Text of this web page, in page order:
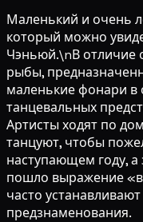
Маленький и очень
который можно
Чэньюй.\nВ отличие
рыбы,
маленькие фонари в
танцевальных
Артисты ходят по
танцуют, чтобы
наступающем году,
пошло выражение
часто
предзнаменования.